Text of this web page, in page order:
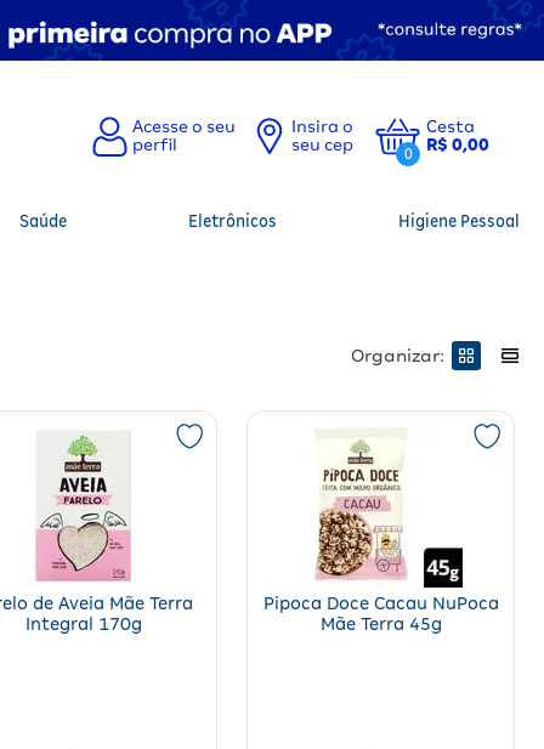
Insira o
seu cep
0
Cesta
R$ 0,00
Saúde Eletrônicos Higiene Pessoal
Organizar:
de Aveia Mãe Terra
Integral 170g
Pipoca Doce Cacau NuPoca
Mãe Terra 45g